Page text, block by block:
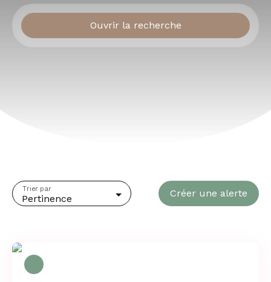
Ouvrir la recherche
Surface min (m²)
Pertinence
Trier par Créer une alerte